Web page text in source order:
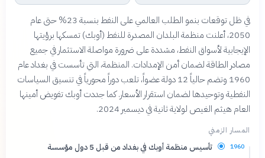
في ظل توقعات بنمو الطلب العالمي على النفط بنسبة 23% حتى عام
2050، أعلنت منظمة البلدان المصدرة للنفط (أوبك) تمسكها برؤيتها
الإيجابية لأسواق النفط، مشددة على ضرورة مواصلة الاستثمار في جميع
مصادر الطاقة لضمان أمن الإمدادات. المنظمة، التي تأسست في بغداد عام
1960 وتضم حالياً 12 دولة عضواً، تلعب دوراً محورياً في تنسيق السياسات
النفطية وتوحيدها لضمان استقرار الأسعار. كما جددت أوبك تفويض أمينها
العام هيثم الغيص لولاية ثانية في ديسمبر 2024.
المسار الزمني
1960 تأسيس منظمة أوبك في بغداد من قبل 5 دول مؤسسة